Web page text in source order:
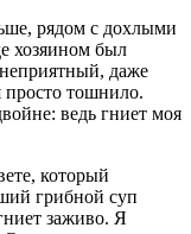
рядом с дохлыми
хозяином был
даже
просто тошнило.
ведь гниет моя
который
грибной суп
заживо. Я